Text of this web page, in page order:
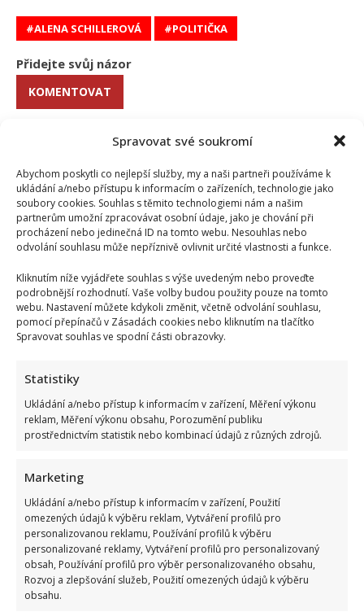
Spravovat své soukromí
Abychom poskytli co nejlepší služby, my a naši partneři používáme k
ukládání a/nebo přístupu k informacím o zařízeních, technologie jako
soubory cookies. Souhlas s těmito technologiemi nám a našim
partnerům umožní zpracovávat osobní údaje, jako je chování při
procházení nebo jedinečná ID na tomto webu. Nesouhlas nebo
odvolání souhlasu může nepříznivě ovlivnit určité vlastnosti a funkce.
Kliknutím níže vyjádřete souhlas s výše uvedeným nebo proveďte
podrobnější rozhodnutí. Vaše volby budou použity pouze na tomto
webu. Nastavení můžete kdykoli změnit, včetně odvolání souhlasu,
pomocí přepínačů v Zásadách cookies nebo kliknutím na tlačítko
Spravovat souhlas ve spodní části obrazovky.
Statistiky
Ukládání a/nebo přístup k informacím v zařízení, Měření výkonu
reklam, Měření výkonu obsahu, Porozumění publiku
prostřednictvím statistik nebo kombinací údajů z různých zdrojů.
Marketing
Ukládání a/nebo přístup k informacím v zařízení, Použití
omezených údajů k výběru reklam, Vytváření profilů pro
personalizovanou reklamu, Používání profilů k výběru
personalizované reklamy, Vytváření profilů pro personalizovaný
obsah, Používání profilů pro výběr personalizovaného obsahu,
Rozvoj a zlepšování služeb, Použití omezených údajů k výběru
obsahu.
ALENA SCHILLEROVÁ POLITIČKA
Přidejte svůj názor
KOMENTOVAT
Iveta Kohoutová
redaktorky po mateřské dovolené a našim čtenářům přináší
zajímavé informace o osobnostech, které se hřejí v záři reflektorů.
Kromě rodiny se Iveta ráda věnuje malování obrazů a miluje
adrenalinové sporty.